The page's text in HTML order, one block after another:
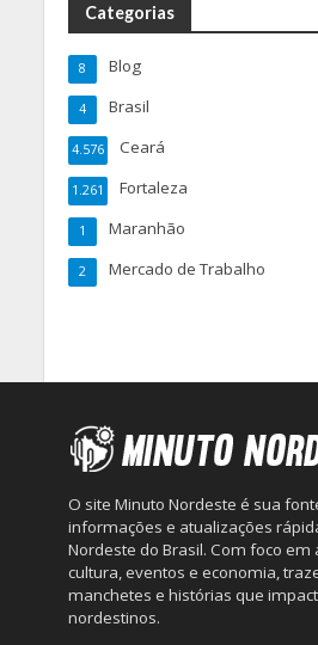
Categorias
Blog
8
Brasil
4
Ceará
4.576
Fortaleza
1.261
Maranhão
1
Mercado de Trabalho
2
O site Minuto Nordeste é sua
informações e atualizações
Nordeste do Brasil. Com foco em
cultura, eventos e economia,
manchetes e histórias que
nordestinos.